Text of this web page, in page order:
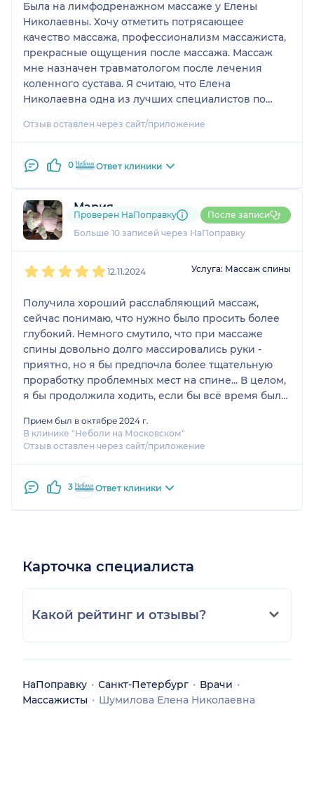
Была на лимфодренажном массаже у Елены
Николаевны. Хочу отметить потрясающее
качество массажа, профессионализм массажиста,
прекрасные ощущения после массажа. Массаж
мне назначен травматологом после лечения
коленного сустава. Я считаю, что Елена
Николаевна одна из лучших специалистов по
Отзыв оставлен через сайт/приложение
0 Ответ клиники
Мария
12 отзывов
Больше 10 записей через НаПоправку
Проверен НаПоправку После записи
12.11.2024 Услуга: Массаж спины
Получила хороший расслабляющий массаж,
сейчас понимаю, что нужно было просить более
глубокий. Немного смутило, что при массаже
спины довольно долго массировались руки -
приятно, но я бы предпочла более тщательную
проработку проблемных мест на спине... В целом,
я бы продолжила ходить, если бы всё время было
увеличить "жёсткость" массаже. Также отмечу
отличную музыку во время сеанса 👍
Прием был в октябре 2024 г.
В клинике "Неболи на Московском"
Отзыв оставлен через сайт/приложение
3 Ответ клиники
Карточка специалиста
Какой рейтинг и отзывы?
НаПоправку Санкт-Петербург
Врачи
Массажисты
Шумилова Елена Николаевна